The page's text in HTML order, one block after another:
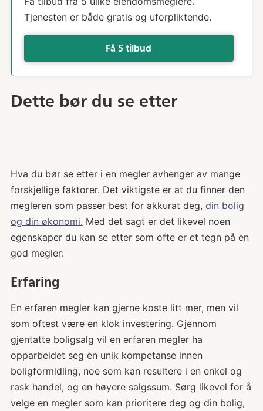
Tjenesten er både gratis og uforpliktende.
Få 5 tilbud
Dette bør du se etter
Hva du bør se etter i en megler avhenger av mange
forskjellige faktorer. Det viktigste er at du finner den
megleren som passer best for akkurat deg, din bolig
og din økonomi. Med det sagt er det likevel noen
egenskaper du kan se etter som ofte er et tegn på en
god megler:
Erfaring
En erfaren megler kan gjerne koste litt mer, men vil
som oftest være en klok investering. Gjennom
gjentatte boligsalg vil en erfaren megler ha
opparbeidet seg en unik kompetanse innen
boligformidling, noe som kan resultere i en enkel og
rask handel, og en høyere salgssum. Sørg likevel for å
velge en megler som kan prioritere deg og din bolig,